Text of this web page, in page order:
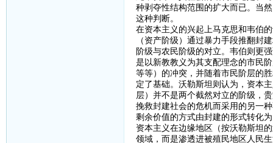
种剥夺性结构范围的扩大而已。当
这种判断。
在资本主义的兴起上马克思和韦伯
（资产阶级）通过暴力手段推翻封
阶级与农民阶级的对立。韦伯则更
是以新教教义为其支配理念的市民
等等）的冲突，并随着市民阶层的
定了基础。沃勒斯坦则认为，资本
层）并不是两个截然对立的阶级，
挽救封建社会的危机而采用的另一
剩余价值的方式由封建的形式转化
资本主义在边缘地区（按沃勒斯坦
领域，而是渗透进被殖民地区人民